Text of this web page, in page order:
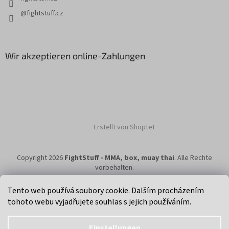
Tento web používá soubory cookie. Dalším procházením
tohoto webu vyjadřujete souhlas s jejich používáním.
@fightstuff.cz
Wir akzeptieren online-Zahlungen
Erstellt von Shoptet
Copyright 2026 FightStuff - MMA, box, muay thai. Alle Rechte
vorbehalten.
Klikni na super eshop pro cyklisty a bikery.